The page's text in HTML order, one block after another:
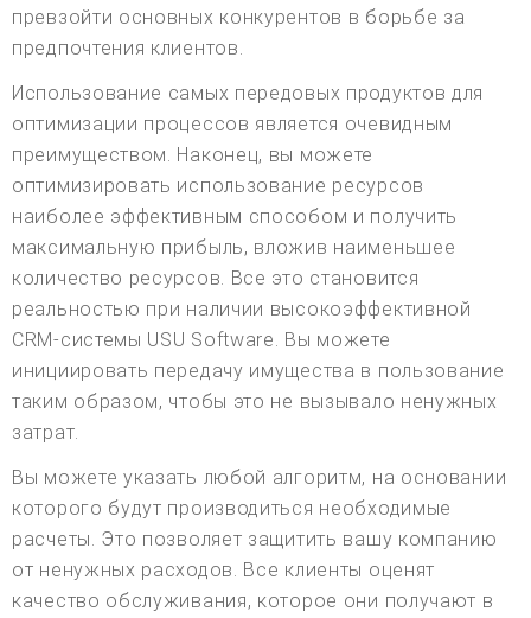
превзойти основных конкурентов в борьбе за
предпочтения клиентов.
Использование самых передовых продуктов для
оптимизации процессов является очевидным
преимуществом. Наконец, вы можете
оптимизировать использование ресурсов
наиболее эффективным способом и получить
максимальную прибыль, вложив наименьшее
количество ресурсов. Все это становится
реальностью при наличии высокоэффективной
CRM-системы USU Software. Вы можете
инициировать передачу имущества в пользование
таким образом, чтобы это не вызывало ненужных
затрат.
Вы можете указать любой алгоритм, на основании
которого будут производиться необходимые
расчеты. Это позволяет защитить вашу компанию
от ненужных расходов. Все клиенты оценят
качество обслуживания, которое они получают в